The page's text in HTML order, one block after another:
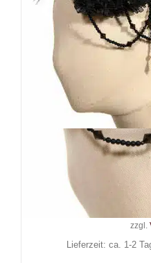
Red Queens
Hut
zzgl.
Lieferzeit: ca. 1-2